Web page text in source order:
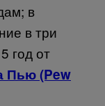
в
в три
год от
Пью (Pew